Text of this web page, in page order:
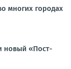
многих городах
новый «Пост-